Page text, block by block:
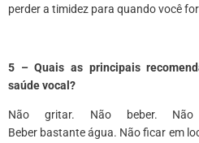
perder a timidez para quando você
5 – Quais as principais
saúde vocal?
Não gritar. Não beber. Não
Beber bastante água. Não ficar em